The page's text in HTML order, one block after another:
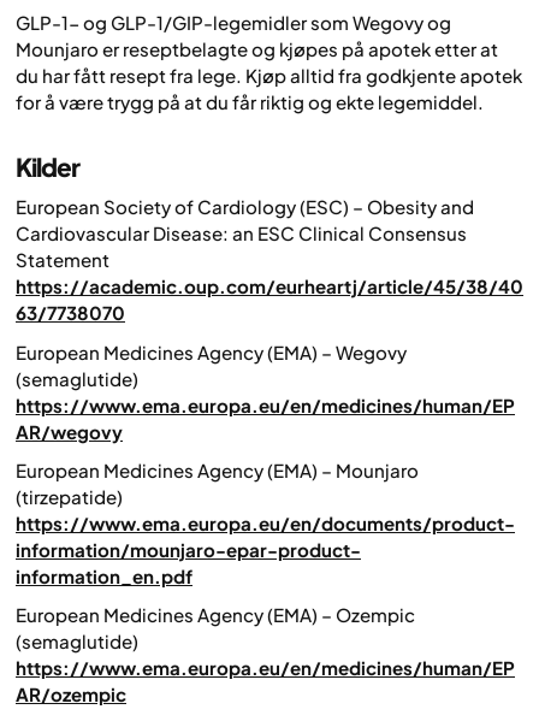
GLP-1- og GLP-1/GIP-legemidler som Wegovy og
Mounjaro er reseptbelagte og kjøpes på apotek etter at
du har fått resept fra lege. Kjøp alltid fra godkjente apotek
for å være trygg på at du får riktig og ekte legemiddel.
Kilder
European Society of Cardiology (ESC) – Obesity and
Cardiovascular Disease: an ESC Clinical Consensus
Statement
https://academic.oup.com/eurheartj/article/45/38/40
63/7738070
European Medicines Agency (EMA) – Wegovy
(semaglutide)
https://www.ema.europa.eu/en/medicines/human/EP
AR/wegovy
European Medicines Agency (EMA) – Mounjaro
(tirzepatide)
https://www.ema.europa.eu/en/documents/product-
information/mounjaro-epar-product-
information_en.pdf
European Medicines Agency (EMA) – Ozempic
(semaglutide)
https://www.ema.europa.eu/en/medicines/human/EP
AR/ozempic